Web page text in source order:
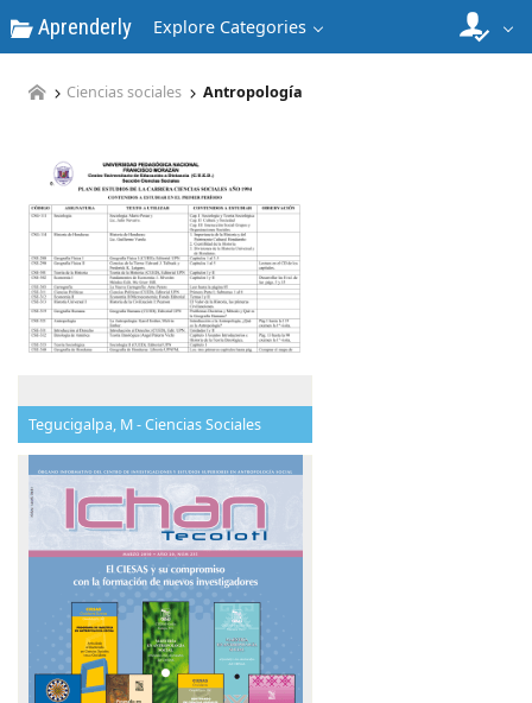
Aprenderly Explore Categories
Ciencias sociales Antropología
Tegucigalpa, M - Ciencias Sociales